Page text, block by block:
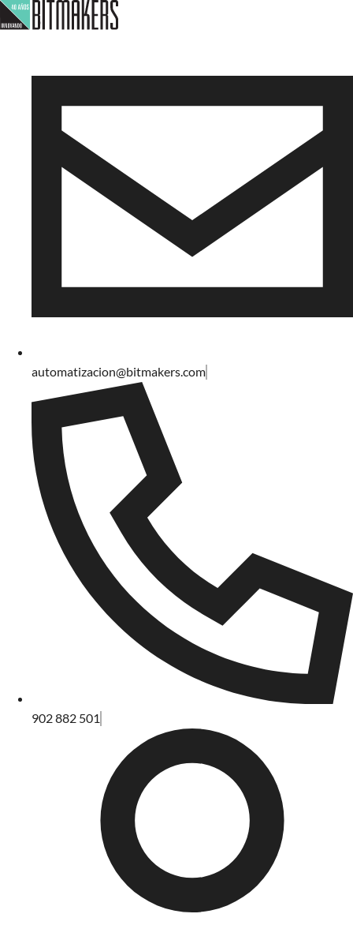
automatizacion@bitmakers.com
902 882 501